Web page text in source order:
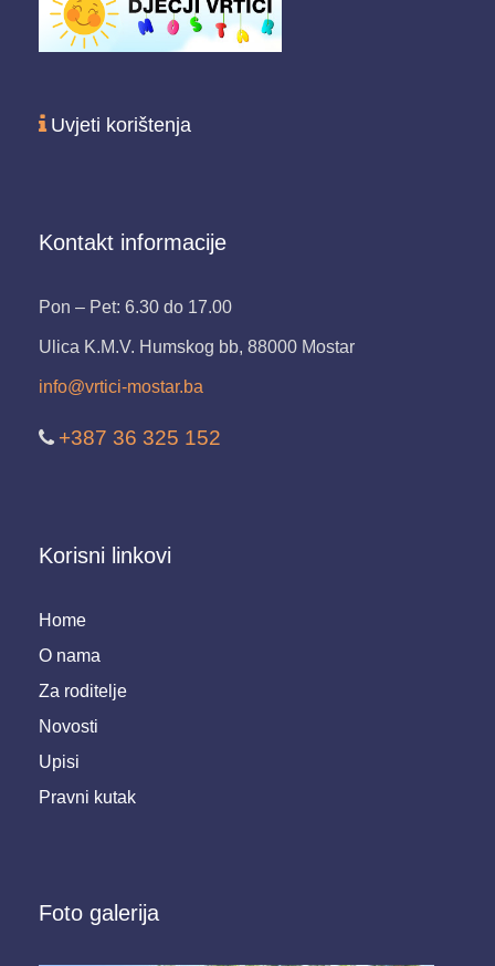
Uvjeti korištenja
Kontakt informacije
Pon – Pet: 6.30 do 17.00
Ulica K.M.V. Humskog bb, 88000 Mostar
info@vrtici-mostar.ba
+387 36 325 152
Korisni linkovi
Home
O nama
Za roditelje
Novosti
Upisi
Pravni kutak
Foto galerija